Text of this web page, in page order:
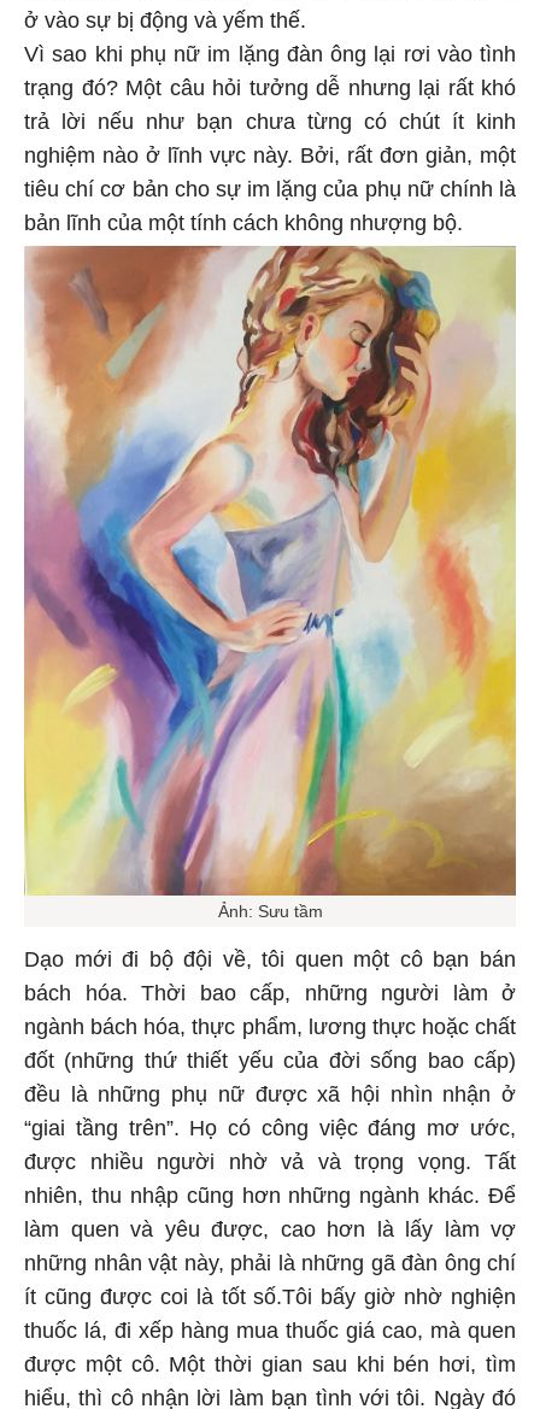
ở vào sự bị động và yếm thế.
Vì sao khi phụ nữ im lặng đàn ông lại rơi vào tình
trạng đó? Một câu hỏi tưởng dễ nhưng lại rất khó
trả lời nếu như bạn chưa từng có chút ít kinh
nghiệm nào ở lĩnh vực này. Bởi, rất đơn giản, một
tiêu chí cơ bản cho sự im lặng của phụ nữ chính là
bản lĩnh của một tính cách không nhượng bộ.
Ảnh: Sưu tầm
Dạo mới đi bộ đội về, tôi quen một cô bạn bán
bách hóa. Thời bao cấp, những người làm ở
ngành bách hóa, thực phẩm, lương thực hoặc chất
đốt (những thứ thiết yếu của đời sống bao cấp)
đều là những phụ nữ được xã hội nhìn nhận ở
“giai tầng trên”. Họ có công việc đáng mơ ước,
được nhiều người nhờ vả và trọng vọng. Tất
nhiên, thu nhập cũng hơn những ngành khác. Để
làm quen và yêu được, cao hơn là lấy làm vợ
những nhân vật này, phải là những gã đàn ông chí
ít cũng được coi là tốt số.Tôi bấy giờ nhờ nghiện
thuốc lá, đi xếp hàng mua thuốc giá cao, mà quen
được một cô. Một thời gian sau khi bén hơi, tìm
hiểu, thì cô nhận lời làm bạn tình với tôi. Ngày đó